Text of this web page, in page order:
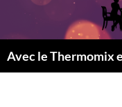
Avec le Thermomix